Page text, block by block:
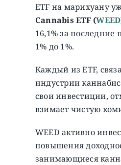
ETF на марихуану
Cannabis ETF (WEED
16,1% за последние
1% до 1%.
Каждый из ETF,
индустрии
свои инвестиции,
взимает чистую
WEED активно
повышения
занимающиеся